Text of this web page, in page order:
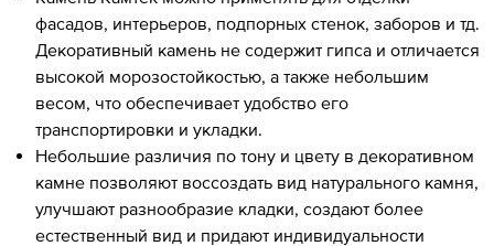
фасадов, интерьеров, подпорных стенок, заборов и тд.
Декоративный камень не содержит гипса и отличается
высокой морозостойкостью, а также небольшим
весом, что обеспечивает удобство его
транспортировки и укладки.
Небольшие различия по тону и цвету в декоративном
камне позволяют воссоздать вид натурального камня,
улучшают разнообразие кладки, создают более
естественный вид и придают индивидуальности